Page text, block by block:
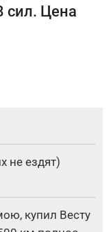
сил. Цена
не ездят)
купил Весту